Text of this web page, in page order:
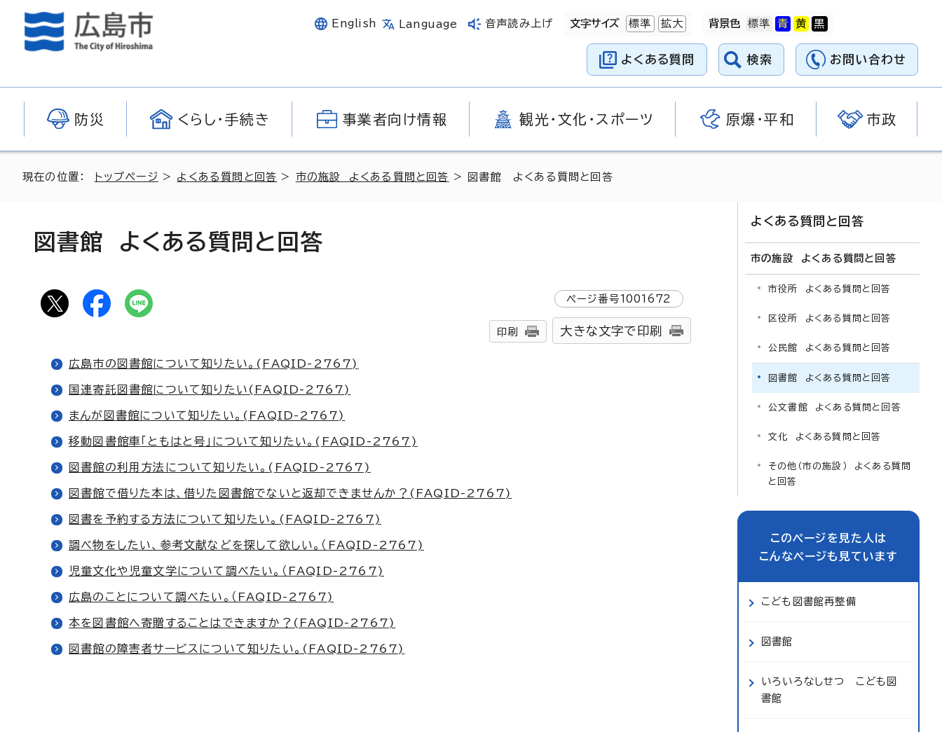
English Language 音声読み上げ 文字サイズ 標準 拡大 背景色
よくある質問 検索 お問い合わせ
防災 くらし・手続き 事業者向け情報 観光・文化・スポーツ 原爆・平和 市政
現在の位置： トップページ > よくある質問と回答 > 市の施設 よくある質問と回答 > 図書館 よくある質問と回答
図書館 よくある質問と回答
ページ番号1001672
印刷 大きな文字で印刷
広島市の図書館について知りたい。(FAQID-2767)
国連寄託図書館について知りたい(FAQID-2767)
まんが図書館について知りたい。(FAQID-2767)
移動図書館車「ともはと号」について知りたい。(FAQID-2767)
図書館の利用方法について知りたい。(FAQID-2767)
図書館で借りた本は、借りた図書館でないと返却できませんか？(FAQID-2767)
図書を予約する方法について知りたい。(FAQID-2767)
調べ物をしたい、参考文献などを探して欲しい。（FAQID-2767)
児童文化や児童文学について調べたい。（FAQID-2767)
広島のことについて調べたい。（FAQID-2767)
本を図書館へ寄贈することはできますか？(FAQID-2767)
図書館の障害者サービスについて知りたい。(FAQID-2767)
よくある質問と回答
市の施設 よくある質問と回答
市役所 よくある質問と回答
区役所 よくある質問と回答
公民館 よくある質問と回答
図書館 よくある質問と回答
公文書館 よくある質問と回答
文化 よくある質問と回答
その他（市の施設） よくある質問
と回答
このページを見た人は
こんなページも見ています
こども図書館再整備
図書館
いろいろなしせつ こども図
書館